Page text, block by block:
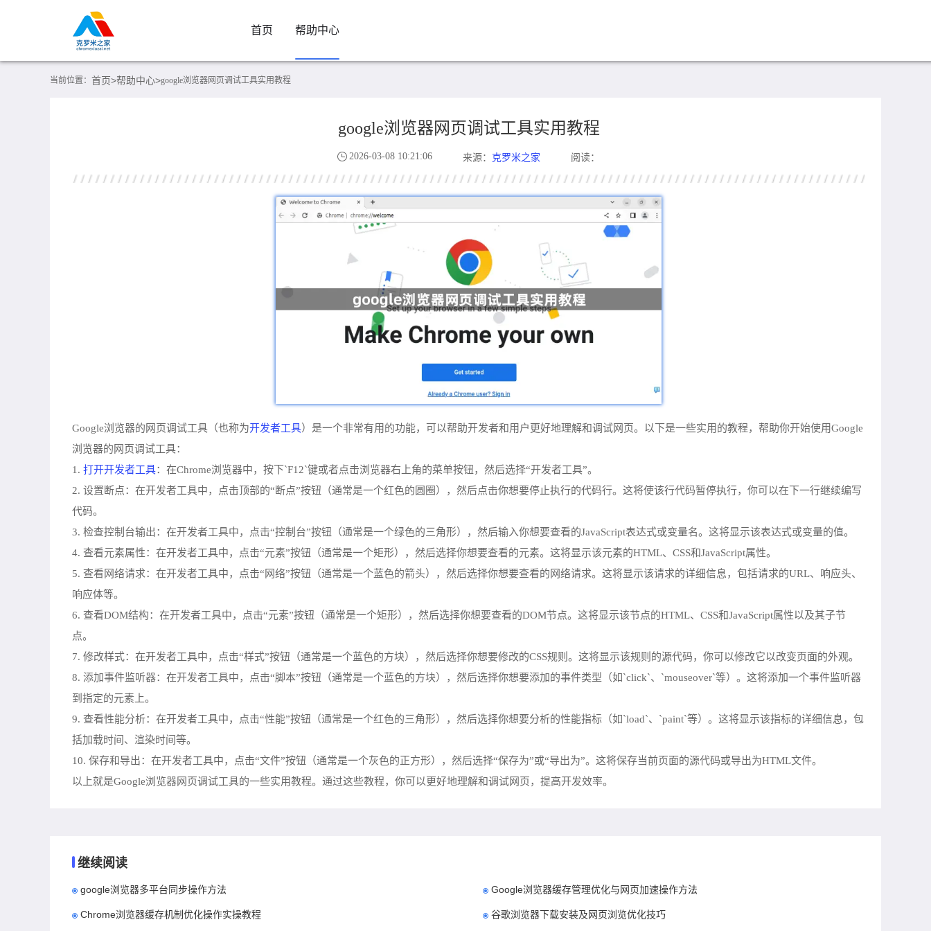
首页 帮助中心
当前位置： 首页>帮助中心>google浏览器网页调试工具实用教程
google浏览器网页调试工具实用教程
2026-03-08 10:21:06 来源： 克罗米之家 阅读：
Google浏览器的网页调试工具（也称为开发者工具）是一个非常有用的功能，可以帮助开发者和用户更好地理解和调试网页。以下是一些实用的教程，帮助你开始使用Google
浏览器的网页调试工具：
1. 打开开发者工具：在Chrome浏览器中，按下`F12`键或者点击浏览器右上角的菜单按钮，然后选择“开发者工具”。
2. 设置断点：在开发者工具中，点击顶部的“断点”按钮（通常是一个红色的圆圈），然后点击你想要停止执行的代码行。这将使该行代码暂停执行，你可以在下一行继续编写
代码。
3. 检查控制台输出：在开发者工具中，点击“控制台”按钮（通常是一个绿色的三角形），然后输入你想要查看的JavaScript表达式或变量名。这将显示该表达式或变量的值。
4. 查看元素属性：在开发者工具中，点击“元素”按钮（通常是一个矩形），然后选择你想要查看的元素。这将显示该元素的HTML、CSS和JavaScript属性。
5. 查看网络请求：在开发者工具中，点击“网络”按钮（通常是一个蓝色的箭头），然后选择你想要查看的网络请求。这将显示该请求的详细信息，包括请求的URL、响应头、
响应体等。
6. 查看DOM结构：在开发者工具中，点击“元素”按钮（通常是一个矩形），然后选择你想要查看的DOM节点。这将显示该节点的HTML、CSS和JavaScript属性以及其子节
点。
7. 修改样式：在开发者工具中，点击“样式”按钮（通常是一个蓝色的方块），然后选择你想要修改的CSS规则。这将显示该规则的源代码，你可以修改它以改变页面的外观。
8. 添加事件监听器：在开发者工具中，点击“脚本”按钮（通常是一个蓝色的方块），然后选择你想要添加的事件类型（如`click`、`mouseover`等）。这将添加一个事件监听器
到指定的元素上。
9. 查看性能分析：在开发者工具中，点击“性能”按钮（通常是一个红色的三角形），然后选择你想要分析的性能指标（如`load`、`paint`等）。这将显示该指标的详细信息，包
括加载时间、渲染时间等。
10. 保存和导出：在开发者工具中，点击“文件”按钮（通常是一个灰色的正方形），然后选择“保存为”或“导出为”。这将保存当前页面的源代码或导出为HTML文件。
以上就是Google浏览器网页调试工具的一些实用教程。通过这些教程，你可以更好地理解和调试网页，提高开发效率。
继续阅读
google浏览器多平台同步操作方法 Google浏览器缓存管理优化与网页加速操作方法
Chrome浏览器缓存机制优化操作实操教程 谷歌浏览器下载安装及网页浏览优化技巧